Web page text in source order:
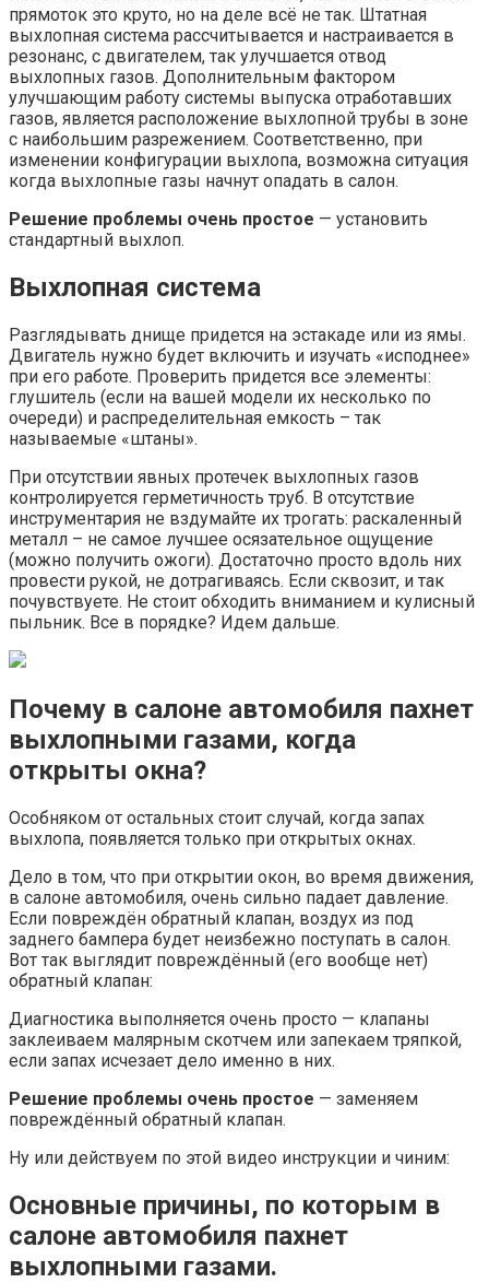
прямоток это круто, но на деле всё не так. Штатная
выхлопная система рассчитывается и настраивается в
резонанс, с двигателем, так улучшается отвод
выхлопных газов. Дополнительным фактором
улучшающим работу системы выпуска отработавших
газов, является расположение выхлопной трубы в зоне
с наибольшим разрежением. Соответственно, при
изменении конфигурации выхлопа, возможна ситуация
когда выхлопные газы начнут опадать в салон.
Решение проблемы очень простое — установить
стандартный выхлоп.
Выхлопная система
Разглядывать днище придется на эстакаде или из ямы.
Двигатель нужно будет включить и изучать «исподнее»
при его работе. Проверить придется все элементы:
глушитель (если на вашей модели их несколько по
очереди) и распределительная емкость – так
называемые «штаны».
При отсутствии явных протечек выхлопных газов
контролируется герметичность труб. В отсутствие
инструментария не вздумайте их трогать: раскаленный
металл – не самое лучшее осязательное ощущение
(можно получить ожоги). Достаточно просто вдоль них
провести рукой, не дотрагиваясь. Если сквозит, и так
почувствуете. Не стоит обходить вниманием и кулисный
пыльник. Все в порядке? Идем дальше.
Почему в салоне автомобиля пахнет
выхлопными газами, когда
открыты окна?
Особняком от остальных стоит случай, когда запах
выхлопа, появляется только при открытых окнах.
Дело в том, что при открытии окон, во время движения,
в салоне автомобиля, очень сильно падает давление.
Если повреждён обратный клапан, воздух из под
заднего бампера будет неизбежно поступать в салон.
Вот так выглядит повреждённый (его вообще нет)
обратный клапан:
Диагностика выполняется очень просто — клапаны
заклеиваем малярным скотчем или запекаем тряпкой,
если запах исчезает дело именно в них.
Решение проблемы очень простое — заменяем
повреждённый обратный клапан.
Ну или действуем по этой видео инструкции и чиним:
Основные причины, по которым в
салоне автомобиля пахнет
выхлопными газами.